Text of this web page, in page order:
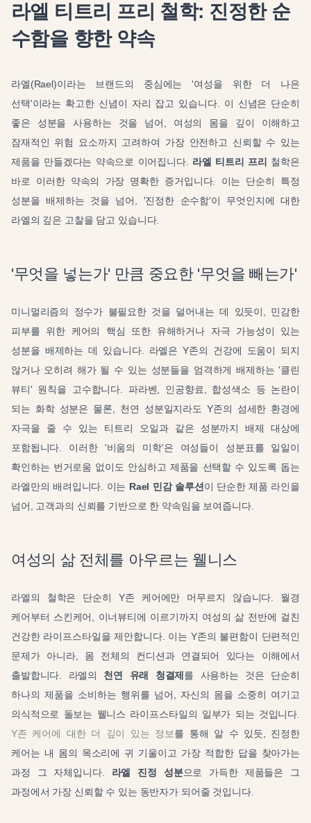
라엘 티트리 프리 철학: 진정한 순
수함을 향한 약속
라엘(Rael)이라는 브랜드의 중심에는 '여성을 위한 더 나은
선택'이라는 확고한 신념이 자리 잡고 있습니다. 이 신념은 단순히
좋은 성분을 사용하는 것을 넘어, 여성의 몸을 깊이 이해하고
잠재적인 위험 요소까지 고려하여 가장 안전하고 신뢰할 수 있는
제품을 만들겠다는 약속으로 이어집니다. 라엘 티트리 프리
철학은
바로 이러한 약속의 가장 명확한 증거입니다. 이는 단순히 특정
성분을 배제하는 것을 넘어, '진정한 순수함'이 무엇인지에 대한
라엘의 깊은 고찰을 담고 있습니다.
'무엇을 넣는가' 만큼 중요한 '무엇을 빼는가'
미니멀리즘의 정수가 불필요한 것을 덜어내는 데 있듯이, 민감한
피부를 위한 케어의 핵심 또한 유해하거나 자극 가능성이 있는
성분을 배제하는 데 있습니다. 라엘은 Y존의 건강에 도움이 되지
않거나 오히려 해가 될 수 있는 성분들을 엄격하게 배제하는 '클린
뷰티' 원칙을 고수합니다. 파라벤, 인공향료, 합성색소 등 논란이
되는 화학 성분은 물론, 천연 성분일지라도 Y존의 섬세한 환경에
자극을 줄 수 있는 티트리 오일과 같은 성분까지 배제 대상에
포함됩니다. 이러한 '비움의 미학'은 여성들이 성분표를 일일이
확인하는 번거로움 없이도 안심하고 제품을 선택할 수 있도록 돕는
라엘만의 배려입니다. 이는 Rael 민감 솔루션이 단순한 제품 라인을
넘어, 고객과의 신뢰를 기반으로 한 약속임을 보여줍니다.
여성의 삶 전체를 아우르는 웰니스
라엘의 철학은 단순히 Y존 케어에만 머무르지 않습니다. 월경
케어부터 스킨케어, 이너뷰티에 이르기까지 여성의 삶 전반에 걸친
건강한 라이프스타일을 제안합니다. 이는 Y존의 불편함이 단편적인
문제가 아니라, 몸 전체의 컨디션과 연결되어 있다는 이해에서
출발합니다. 라엘의 천연 유래 청결제 를 사용하는 것은 단순히
하나의 제품을 소비하는 행위를 넘어, 자신의 몸을 소중히 여기고
의식적으로 돌보는 웰니스 라이프스타일의 일부가 되는 것입니다.
Y존 케어에 대한 더 깊이 있는 정보를 통해 알 수 있듯, 진정한
케어는 내 몸의 목소리에 귀 기울이고 가장 적합한 답을 찾아가는
과정 그 자체입니다. 라엘 진정 성분으로 가득한 제품들은 그
과정에서 가장 신뢰할 수 있는 동반자가 되어줄 것입니다.